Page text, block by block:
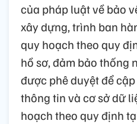
của pháp luật về bảo
xây dựng, trình ban
quy hoạch theo quy
hồ sơ, đảm bảo thống
được phê duyệt để
thông tin và cơ sở dữ
hoạch theo quy định